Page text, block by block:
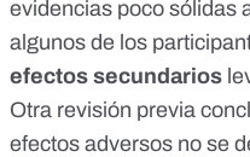
evidencias poco sólidas
algunos de los
efectos secundarios
Otra revisión previa
efectos adversos no se